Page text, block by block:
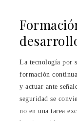
La tecnología por
formación
y actuar ante
seguridad se
no en una tarea